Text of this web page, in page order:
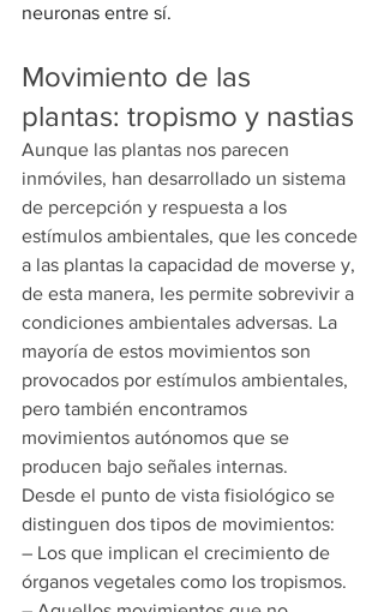
neuronas entre sí.
Movimiento de las
plantas: tropismo y nastias
Aunque las plantas nos parecen
inmóviles, han desarrollado un sistema
de percepción y respuesta a los
estímulos ambientales, que les concede
a las plantas la capacidad de moverse y,
de esta manera, les permite sobrevivir a
condiciones ambientales adversas. La
mayoría de estos movimientos son
provocados por estímulos ambientales,
pero también encontramos
movimientos autónomos que se
producen bajo señales internas.
Desde el punto de vista fisiológico se
distinguen dos tipos de movimientos:
– Los que implican el crecimiento de
órganos vegetales como los tropismos.